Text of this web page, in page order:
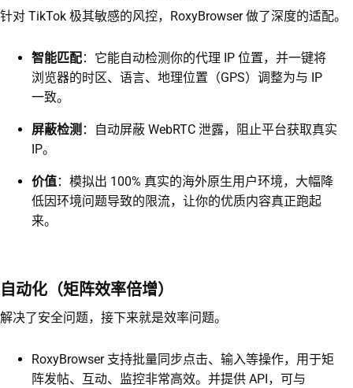
针对 TikTok 极其敏感的风控，RoxyBrowser 做了深度的适配。
智能匹配：它能自动检测你的代理 IP 位置，并一键将
浏览器的时区、语言、地理位置（GPS）调整为与 IP
一致。
屏蔽检测 ：自动屏蔽 WebRTC 泄露，阻止平台获取真实
IP。
价值：模拟出 100% 真实的海外原生用户环境，大幅降
低因环境问题导致的限流，让你的优质内容真正跑起
来。
自动化（矩阵效率倍增）
解决了安全问题，接下来就是效率问题。
RoxyBrowser 支持批量同步点击、输入等操作，用于矩
阵发帖、互动、监控非常高效。并提供 API，可与